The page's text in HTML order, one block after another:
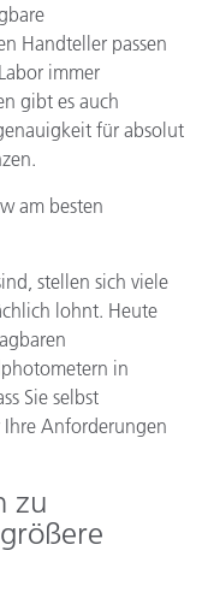
Handteller passen
immer
gibt es auch
für absolut
am besten
stellen sich viele
lohnt. Heute
in
Sie selbst
Anforderungen
zu